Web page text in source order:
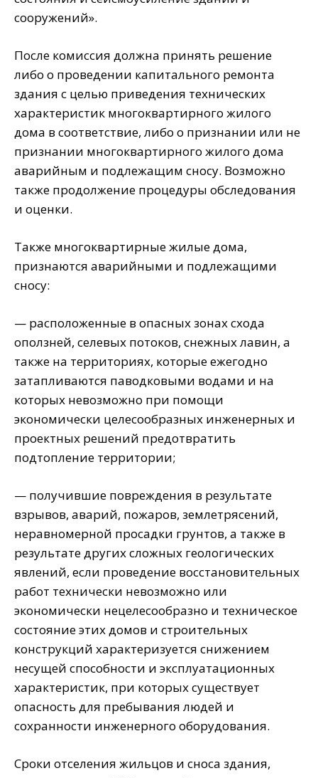
сооружений».
После комиссия должна принять решение
либо о проведении капитального ремонта
здания с целью приведения технических
характеристик многоквартирного жилого
дома в соответствие, либо о признании или не
признании многоквартирного жилого дома
аварийным и подлежащим сносу. Возможно
также продолжение процедуры обследования
и оценки.
Также многоквартирные жилые дома,
признаются аварийными и подлежащими
сносу:
— расположенные в опасных зонах схода
оползней, селевых потоков, снежных лавин, а
также на территориях, которые ежегодно
затапливаются паводковыми водами и на
которых невозможно при помощи
экономически целесообразных инженерных и
проектных решений предотвратить
подтопление территории;
— получившие повреждения в результате
взрывов, аварий, пожаров, землетрясений,
неравномерной просадки грунтов, а также в
результате других сложных геологических
явлений, если проведение восстановительных
работ технически невозможно или
экономически нецелесообразно и техническое
состояние этих домов и строительных
конструкций характеризуется снижением
несущей способности и эксплуатационных
характеристик, при которых существует
опасность для пребывания людей и
сохранности инженерного оборудования.
Сроки отселения жильцов и сноса здания,